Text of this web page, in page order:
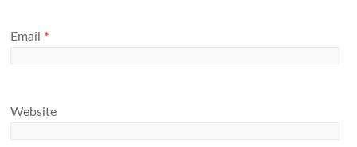
Email *
Website